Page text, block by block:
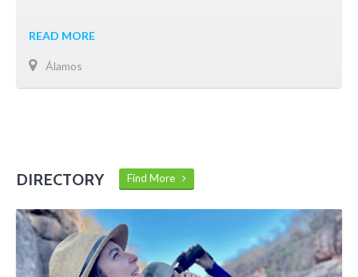
READ MORE
Álamos
DIRECTORY Find More